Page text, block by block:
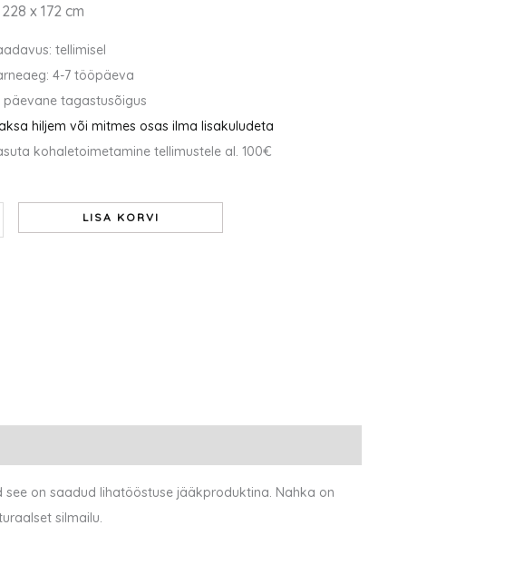
x 172 cm
tellimisel
4-7 tööpäeva
päevane tagastusõigus
hiljem või mitmes osas ilma lisakuludeta
kohaletoimetamine tellimustele al. 100€
LISA KORVI
on saadud lihatööstuse jääkproduktina. Nahka on
silmailu.